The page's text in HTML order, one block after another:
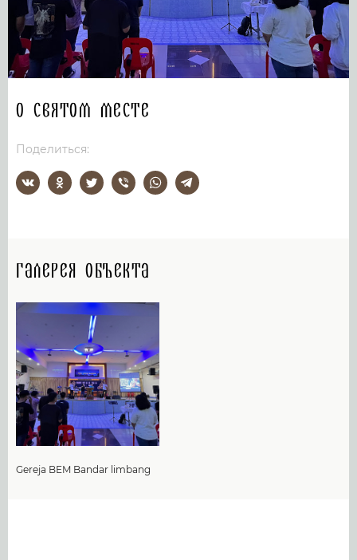
О святом месте
Поделиться:
Галерея объекта
Gereja BEM Bandar limbang